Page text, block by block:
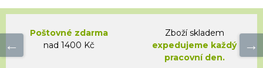
Poštovné zdarma
nad 1400 Kč
Zboží skladem
expedujeme každý
pracovní den.